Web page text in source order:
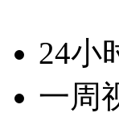
24小
一周